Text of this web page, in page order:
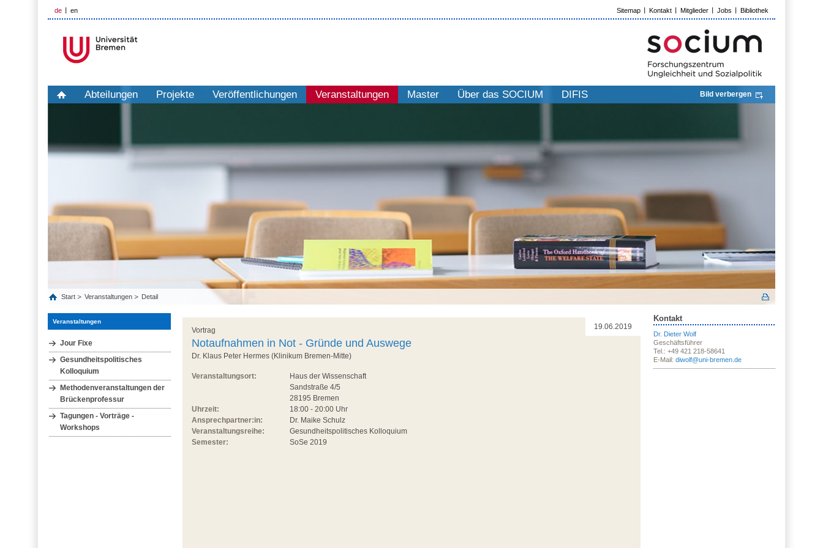
de en Sitemap Kontakt Mitglieder Jobs Bibliothek
Abteilungen Projekte Veröffentlichungen Veranstaltungen Master Über das SOCIUM DIFIS Bild verbergen
Start Veranstaltungen Detail
Veranstaltungen
Jour Fixe
Gesundheitspolitisches
Kolloquium
Methodenveranstaltungen der
Brückenprofessur
Tagungen - Vorträge -
Workshops
19.06.2019
Vortrag
Notaufnahmen in Not - Gründe und Auswege
Dr. Klaus Peter Hermes (Klinikum Bremen-Mitte)
Veranstaltungsort:
Haus der Wissenschaft
Sandstraße 4/5
28195 Bremen
Uhrzeit:
18:00 - 20:00 Uhr
Ansprechpartner:in:
Dr. Maike Schulz
Veranstaltungsreihe:
Gesundheitspolitisches Kolloquium
Semester:
SoSe 2019
Kontakt
Dr. Dieter Wolf
Geschäftsführer
Tel.: +49 421 218-58641
E-Mail: diwolf@uni-bremen.de